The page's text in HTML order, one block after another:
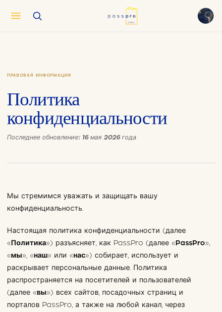
TR
ПРАВОВАЯ ИНФОРМАЦИЯ
Политика
конфиденциальности
Последнее обновление: 16 мая 2026 года
Мы стремимся уважать и защищать вашу
конфиденциальность.
Настоящая политика конфиденциальности (далее
« Политика») разъясняет, как PassPro (далее « PassPro»,
«мы», «наш» или «нас») собирает, использует и
раскрывает персональные данные. Политика
распространяется на посетителей и пользователей
(далее «вы») всех сайтов, посадочных страниц и
порталов PassPro, а также на любой канал, через